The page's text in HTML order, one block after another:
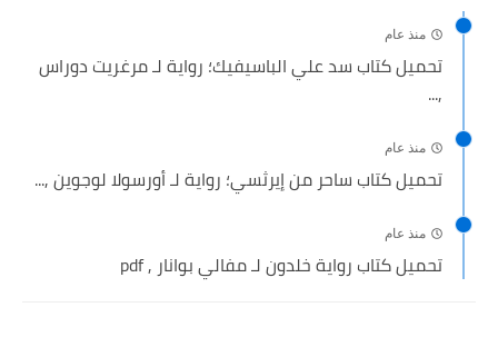
منذ عام
تحميل كتاب سد علي الباسيفيك؛ رواية لـ مرغريت دوراس
,...
منذ عام
تحميل كتاب ساحر من إيرثسي؛ رواية لـ أورسولا لوجوين ,...
منذ عام
تحميل كتاب رواية خلدون لـ مفالي بوانار , pdf